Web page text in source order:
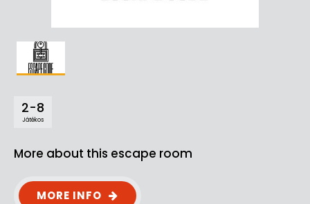
2-8
Játékos
More about this escape room
MORE INFO